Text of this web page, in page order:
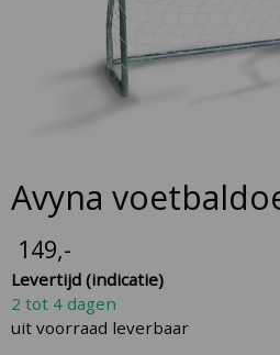
Avyna
149,-
Levertijd (indicatie)
2 tot 4 dagen
uit voorraad leverbaar
Skip
to
beginning
of
the
images